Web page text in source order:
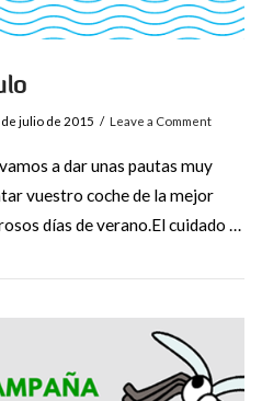
julio de 2015 Leave a Comment
a dar unas pautas muy
vuestro coche de la mejor
días de verano.El cuidado …